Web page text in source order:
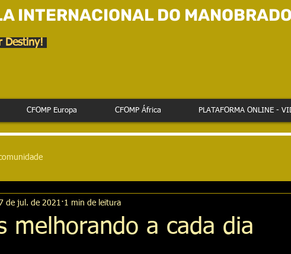
INTERNACIONAL DO
Destiny!
CFOMP Europa CFOMP África PLATAFORMA ONLINE -
melhorando a cada dia
de jul. de 2021 1 min de leitura